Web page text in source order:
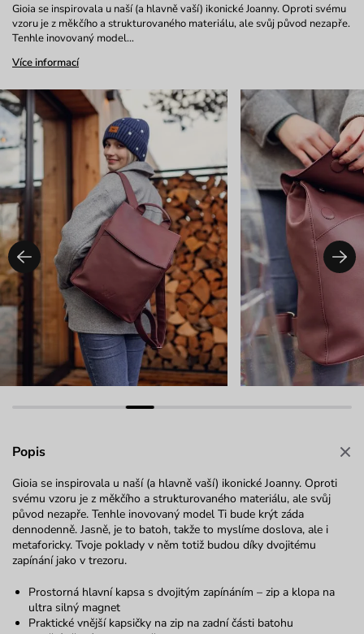
Gioia se inspirovala u naší (a hlavně vaší) ikonické Joanny. Oproti svému
vzoru je z měkčího a strukturovaného materiálu, ale svůj původ nezapře.
Tenhle inovovaný model…
Více informací
Popis
Gioia se inspirovala u naší (a hlavně vaší) ikonické Joanny. Oproti
svému vzoru je z měkčího a strukturovaného materiálu, ale svůj
původ nezapře. Tenhle inovovaný model Ti bude krýt záda
dennodenně. Jasně, je to batoh, takže to myslíme doslova, ale i
metaforicky. Tvoje poklady v něm totiž budou díky dvojitému
zapínání jako v trezoru.
Prostorná hlavní kapsa s dvojitým zapínáním – zip a klopa na
ultra silný magnet
Praktické vnější kapsičky na zip na zadní části batohu